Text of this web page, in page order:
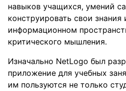
навыков учащихся, умений
конструировать свои знания
информационном
критического мышления.
Изначально NetLogo был
приложение для учебных
им пользуются не только